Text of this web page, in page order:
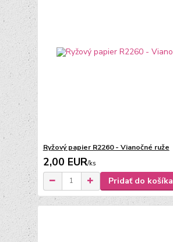
Ryžový papier R2260 - Vianočné ruže
2,00 EUR/ks
Pridať do košíka